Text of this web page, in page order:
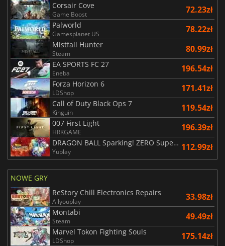
Corsair Cove
Game Boost 72.23zł
Palworld
Gamesplanet US 78.22zł
Mistfall Hunter
Steam 80.99zł
EA SPORTS FC 27
Eneba 196.54zł
Forza Horizon 6
LDShop 171.41zł
Call of Duty Black Ops 7
Kinguin 119.54zł
007 First Light
HRKGAME 196.39zł
DRAGON BALL Sparking! ZERO Super Limit Breaking NEO
Yuplay 112.99zł
NOWE GRY
ReStory Chill Electronics Repairs
Allyouplay 33.98zł
Montabi
Steam 49.49zł
Marvel Tokon Fighting Souls
LDShop 175.14zł